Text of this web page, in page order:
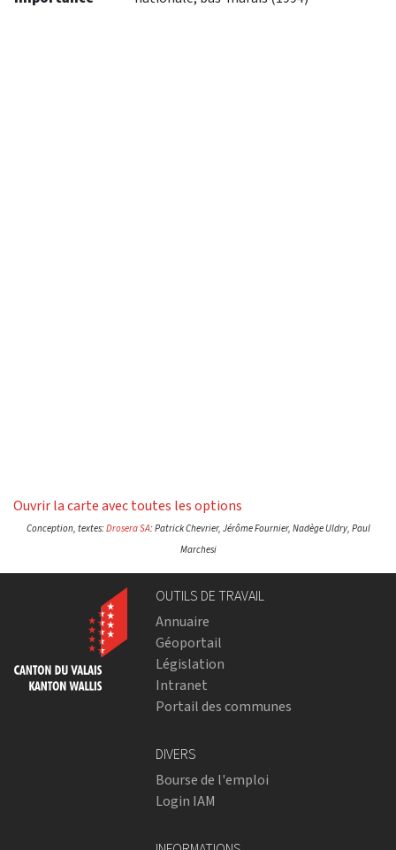
Ouvrir la carte avec toutes les options
Conception, textes:Drosera SA: Patrick Chevrier, Jérôme Fournier, Nadège Uldry, Paul
Marchesi
OUTILS DE TRAVAIL
Annuaire
Géoportail
Législation
Intranet
Portail des communes
DIVERS
Bourse de l'emploi
Login IAM